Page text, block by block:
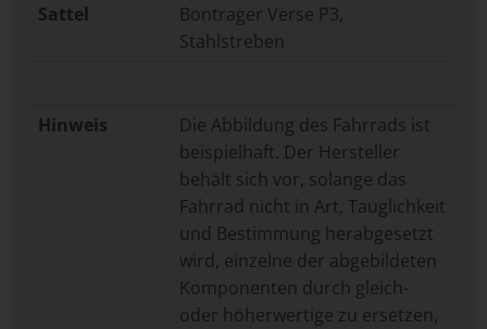
Sattel
Bontrager Verse P3,
Stahlstreben
Hinweis
Die Abbildung des Fahrrads ist
beispielhaft. Der Hersteller
behält sich vor, solange das
Fahrrad nicht in Art, Tauglichkeit
und Bestimmung herabgesetzt
wird, einzelne der abgebildeten
Komponenten durch gleich-
oder höherwertige zu ersetzen,